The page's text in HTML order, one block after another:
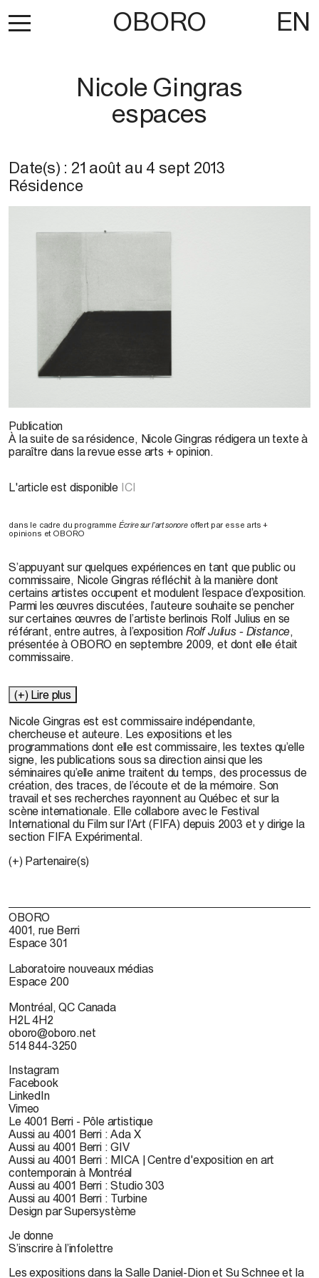
OBORO EN
Nicole Gingras
espaces
Date(s) : 21 août au 4 sept 2013
Résidence
Publication
À la suite de sa résidence, Nicole Gingras rédigera un texte à
paraître dans la revue esse arts + opinion.
L'article est disponible ICI
dans le cadre du programme Écrire sur l’art sonoreoffert par esse arts +
opinions et OBORO
S’appuyant sur quelques expériences en tant que public ou
commissaire, Nicole Gingras réfléchit à la manière dont
certains artistes occupent et modulent l’espace d’exposition.
Parmi les œuvres discutées, l’auteure souhaite se pencher
sur certaines œuvres de l’artiste berlinois Rolf Julius en se
référant, entre autres, à l’exposition Rolf Julius - Distance,
présentée à OBORO en septembre 2009, et dont elle était
commissaire.
(+) Lire plus
Nicole Gingras est est commissaire indépendante,
chercheuse et auteure. Les expositions et les
programmations dont elle est commissaire, les textes qu’elle
signe, les publications sous sa direction ainsi que les
séminaires qu’elle anime traitent du temps, des processus de
création, des traces, de l’écoute et de la mémoire. Son
travail et ses recherches rayonnent au Québec et sur la
scène internationale. Elle collabore avec le Festival
International du Film sur l’Art (FIFA) depuis 2003 et y dirige la
section FIFA Expérimental.
(+) Partenaire(s)
OBORO
4001, rue Berri
Espace 301
Laboratoire nouveaux médias
Espace 200
Montréal, QC Canada
H2L 4H2
oboro@oboro.net
514 844-3250
Instagram
Facebook
LinkedIn
Vimeo
Le 4001 Berri - Pôle artistique
Aussi au 4001 Berri : Ada X
Aussi au 4001 Berri : GIV
Aussi au 4001 Berri : MICA | Centre d'exposition en art
contemporain à Montréal
Aussi au 4001 Berri : Studio 303
Aussi au 4001 Berri : Turbine
Design par Supersystème
Je donne
S’inscrire à l’infolettre
Les expositions dans la Salle Daniel-Dion et Su Schnee et la